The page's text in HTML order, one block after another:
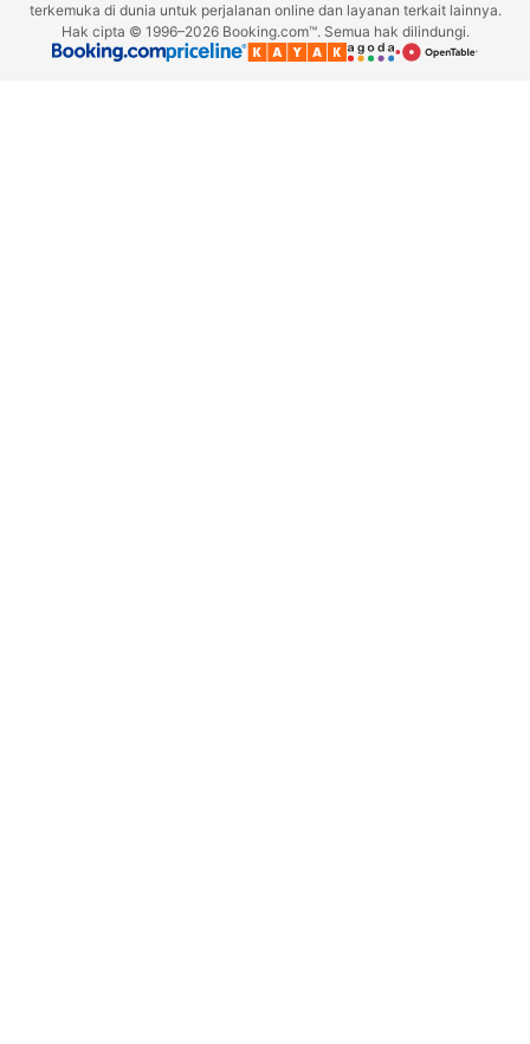
terkemuka di dunia untuk perjalanan online dan layanan terkait lainnya.
Hak cipta © 1996–2026 Booking.com™. Semua hak dilindungi.